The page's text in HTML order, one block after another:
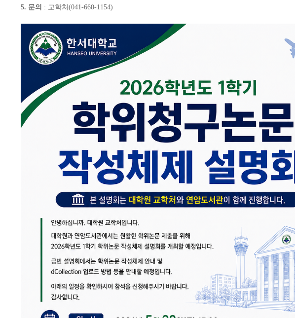
5. 문의 : 교학처(041-660-1154)